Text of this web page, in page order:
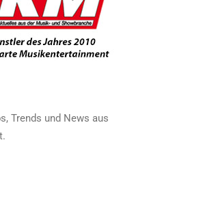
Trends und News aus